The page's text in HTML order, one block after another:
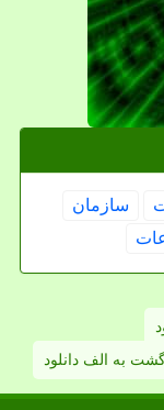
سازمان
به الف دانلود